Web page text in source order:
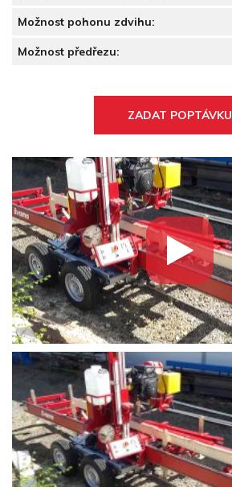
Možnost pohonu zdvihu:
Možnost předřezu:
ZADAT POPTÁVKU